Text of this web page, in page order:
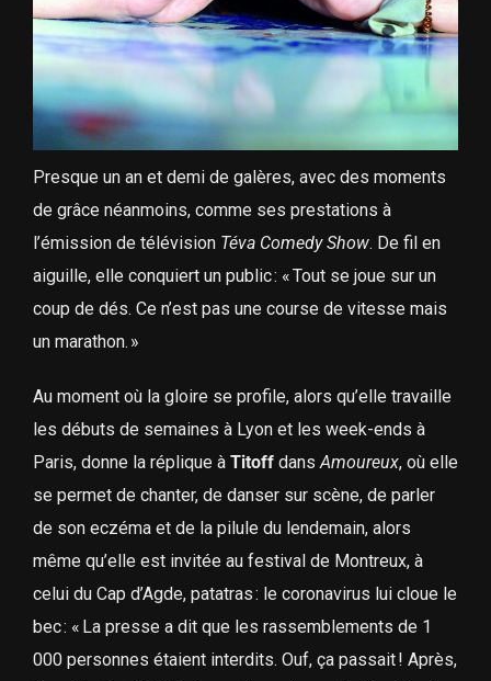
Presque un an et demi de galères, avec des moments
de grâce néanmoins, comme ses prestations à
l’émission de télévision Téva Comedy Show. De fil en
aiguille, elle conquiert un public : « Tout se joue sur un
coup de dés. Ce n’est pas une course de vitesse mais
un marathon. »
Au moment où la gloire se profile, alors qu’elle travaille
les débuts de semaines à Lyon et les week-ends à
Paris, donne la réplique à TitoffdansAmoureux, où elle
se permet de chanter, de danser sur scène, de parler
de son eczéma et de la pilule du lendemain, alors
même qu’elle est invitée au festival de Montreux, à
celui du Cap d’Agde, patatras : le coronavirus lui cloue le
bec : « La presse a dit que les rassemblements de 1
000 personnes étaient interdits. Ouf, ça passait ! Après,